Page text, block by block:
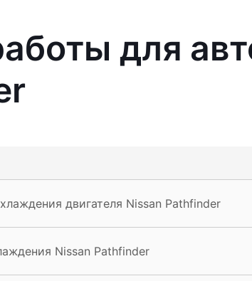
для
двигателя Nissan Pathfinder
Nissan Pathfinder